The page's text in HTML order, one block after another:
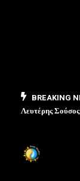
BREAKING
Λευτέρης